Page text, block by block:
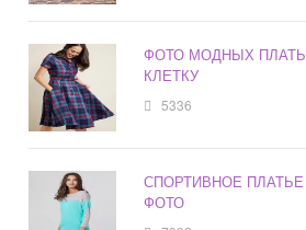
ФОТО МОДНЫХ
КЛЕТКУ
5336
СПОРТИВНОЕ
ФОТО